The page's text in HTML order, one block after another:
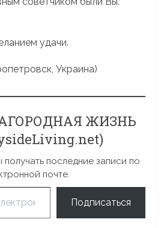
удачи.
Украина)
ЖИЗНЬ
последние записи по
почте.
Подписаться